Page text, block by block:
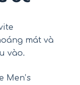
mát và
vào.
Men’s